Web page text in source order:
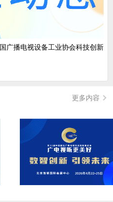
广播电视设备工业协会科技创新
更多内容